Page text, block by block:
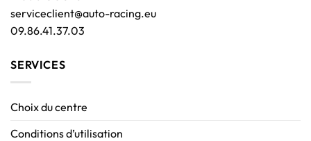
serviceclient@auto-racing.eu
09.86.41.37.03
SERVICES
Choix du centre
Conditions d’utilisation